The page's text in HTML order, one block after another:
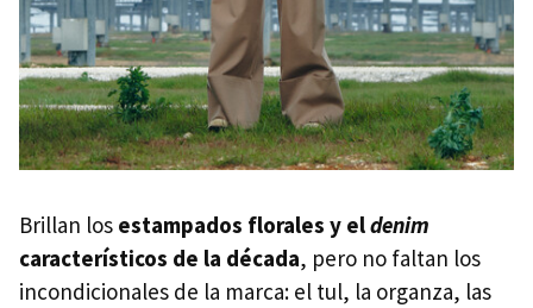
Brillan los estampados florales y eldenim
característicos de la década, pero no faltan los
incondicionales de la marca: el tul, la organza, las